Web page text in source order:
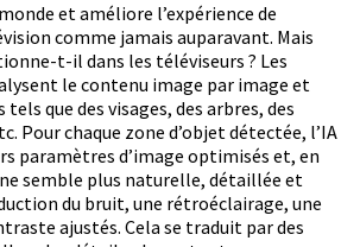
et améliore l’expérience de
comme jamais auparavant. Mais
t-il dans les téléviseurs ? Les
le contenu image par image et
que des visages, des arbres, des
Pour chaque zone d’objet détectée, l’IA
paramètres d’image optimisés et, en
semble plus naturelle, détaillée et
du bruit, une rétroéclairage, une
ajustés. Cela se traduit par des